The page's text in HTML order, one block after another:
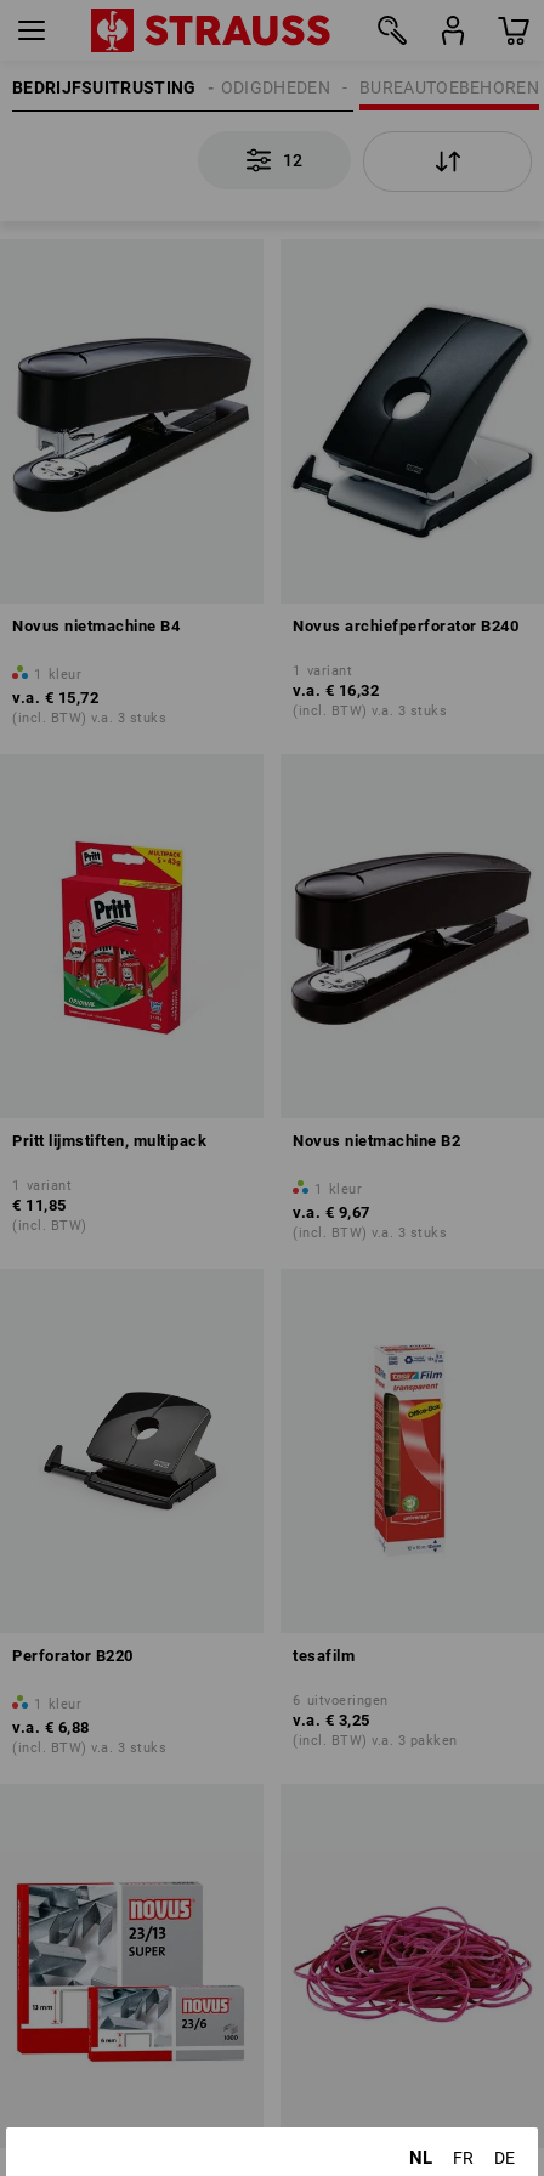
BEDRIJFSUITRUSTING BUREAUTOEBEHOREN
KANTOORBENODIGDHEDEN
12
Novus nietmachine B4
1 kleur
v.a. € 15,72
(incl. BTW) v.a. 3 stuks
Novus archiefperforator B240
1 variant
v.a. € 16,32
(incl. BTW) v.a. 3 stuks
Pritt lijmstiften, multipack
1 variant
€ 11,85
(incl. BTW)
Novus nietmachine B2
1 kleur
v.a. € 9,67
(incl. BTW) v.a. 3 stuks
Perforator B220
1 kleur
v.a. € 6,88
(incl. BTW) v.a. 3 stuks
tesafilm
6 uitvoeringen
v.a. € 3,25
(incl. BTW) v.a. 3 pakken
NL FR DE